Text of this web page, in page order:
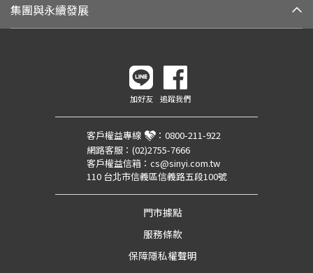
集團與永續發展
加好友 追蹤我們
客戶權益專線 ： 0800-211-922
網路客服： (02)2755-7666
客戶權益信箱： cs@sinyi.com.tw
110 台北市信義區信義路五段100號
門市據點
服務條款
保障隱私權聲明